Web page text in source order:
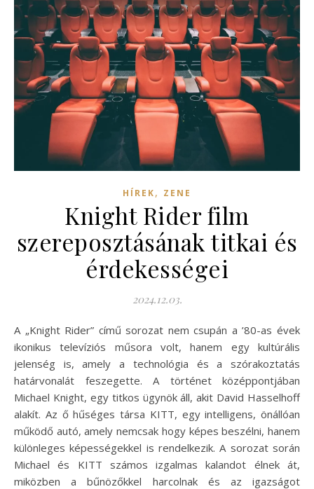
HÍREK, ZENE
Knight Rider film
szereposztásának titkai és
érdekességei
2024.12.03.
A „Knight Rider” című sorozat nem csupán a ’80-as évek
ikonikus televíziós műsora volt, hanem egy kultúrális
jelenség is, amely a technológia és a szórakoztatás
határvonalát feszegette. A történet középpontjában
Michael Knight, egy titkos ügynök áll, akit David Hasselhoff
alakít. Az ő hűséges társa KITT, egy intelligens, önállóan
működő autó, amely nemcsak hogy képes beszélni, hanem
különleges képességekkel is rendelkezik. A sorozat során
Michael és KITT számos izgalmas kalandot élnek át,
miközben a bűnözőkkel harcolnak és az igazságot